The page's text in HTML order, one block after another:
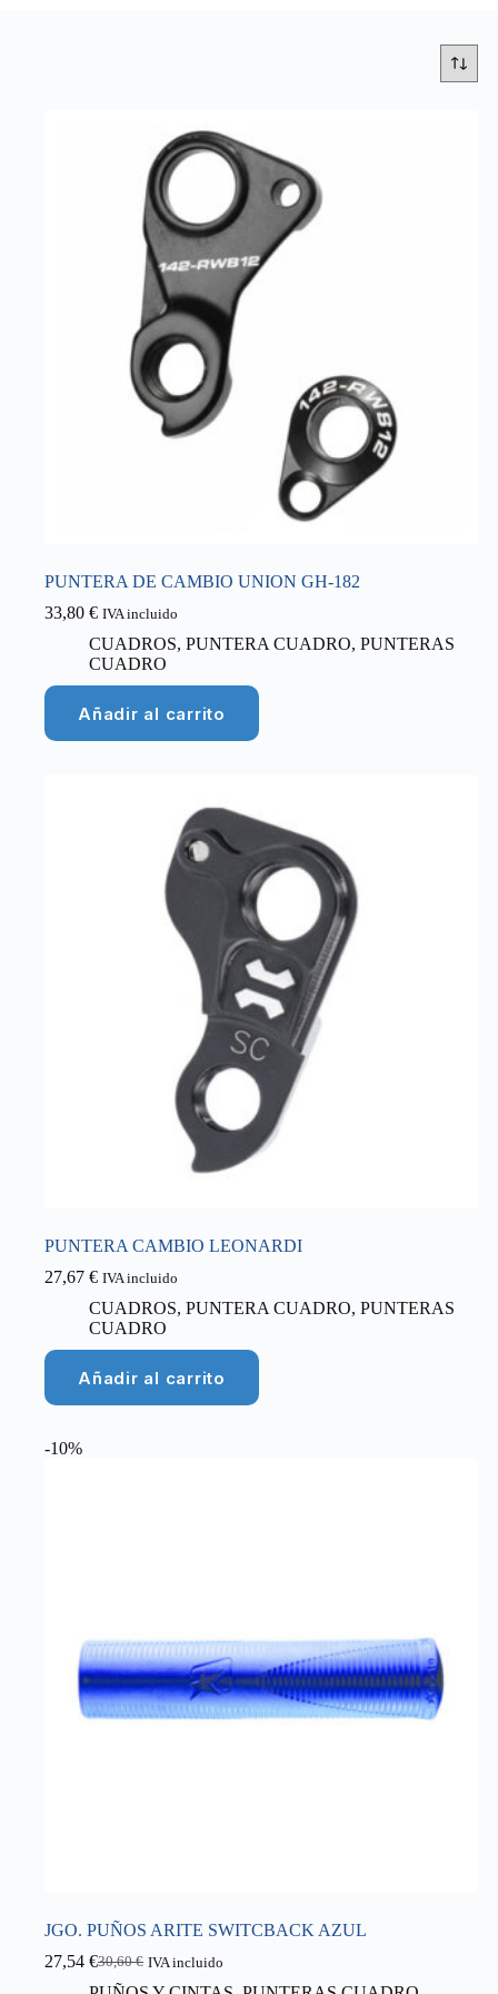
PUNTERA DE CAMBIO UNION GH-182
33,80 € IVA incluido
CUADROS, PUNTERA CUADRO, PUNTERAS
CUADRO
Añadir al carrito
PUNTERA CAMBIO LEONARDI
27,67 € IVA incluido
CUADROS, PUNTERA CUADRO, PUNTERAS
CUADRO
Añadir al carrito
-10%
JGO. PUÑOS ARITE SWITCBACK AZUL
30,60€
El
precio
27,54 €El
precio
IVA incluido